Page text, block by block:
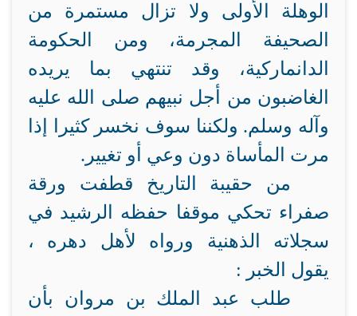
الوهلة الأولى ولا تزال مستمرة من
الصحيفة المجرمة، ومن الحكومة
الدانماركية، وقد تنتهي بما يريده
الغاضبون من أجل نبيهم صلى الله عليه
وآله وسلم. ولكننا سوف نخسر كثيرا إذا
مرت المأساة دون وعي أو تغيير.
من حقيبة التاريخ قطفت ورقة
صفراء تحكي موقفا حفظه الرشيد في
سجلاته الذهنية ورواه لأهل دهره ،
يقول الخبر :
طلب عبد الملك بن مروان بأن